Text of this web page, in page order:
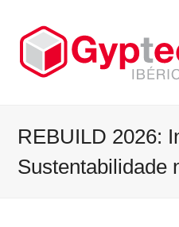
REBUILD 2026:
Sustentabilidade